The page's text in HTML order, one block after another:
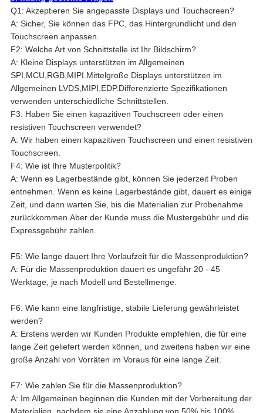
Q1: Akzeptieren Sie angepasste Displays und Touchscreen?
A: Sicher, Sie können das FPC, das Hintergrundlicht und den
Touchscreen anpassen.
F2: Welche Art von Schnittstelle ist Ihr Bildschirm?
A: Kleine Displays unterstützen im Allgemeinen
SPI,MCU,RGB,MIPI.Mittelgroße Displays unterstützen im
Allgemeinen LVDS,MIPI,EDP.Differenzierte Spezifikationen
verwenden unterschiedliche Schnittstellen.
F3: Haben Sie einen kapazitiven Touchscreen oder einen
resistiven Touchscreen verwendet?
A: Wir haben einen kapazitiven Touchscreen und einen resistiven
Touchscreen.
F4: Wie ist Ihre Musterpolitik?
A: Wenn es Lagerbestände gibt, können Sie jederzeit Proben
entnehmen. Wenn es keine Lagerbestände gibt, dauert es einige
Zeit, und dann warten Sie, bis die Materialien zur Probenahme
zurückkommen.Aber der Kunde muss die Mustergebühr und die
Expressgebühr zahlen.
F5: Wie lange dauert Ihre Vorlaufzeit für die Massenproduktion?
A: Für die Massenproduktion dauert es ungefähr 20 - 45
Werktage, je nach Modell und Bestellmenge.
F6: Wie kann eine langfristige, stabile Lieferung gewährleistet
werden?
A: Erstens werden wir Kunden Produkte empfehlen, die für eine
lange Zeit geliefert werden können, und zweitens haben wir eine
große Anzahl von Vorräten im Voraus für eine lange Zeit.
F7: Wie zahlen Sie für die Massenproduktion?
A: Im Allgemeinen beginnen die Kunden mit der Vorbereitung der